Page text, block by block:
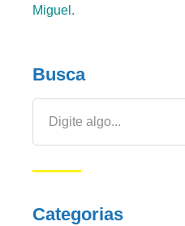
Miguel.
Busca
Categorias